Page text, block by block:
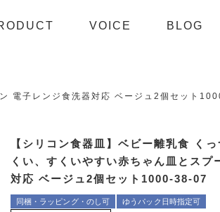
VOICE BLOG
電子レンジ食洗器対応 ベージュ2個セット
【シリコン食器皿】ベビー離乳食 く
くい、すくいやすい赤ちゃん皿とスプ
対応 ベージュ2個セット1000-38-07
同梱・ラッピング・のし可
ゆうパック日時指定可